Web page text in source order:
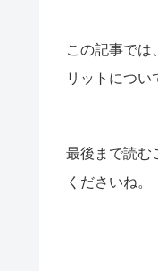
この記事では
リットについ
最後まで読む
くださいね。